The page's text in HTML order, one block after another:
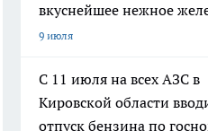
вкуснейшее нежное
9 июля
С 11 июля на всех АЗС в
Кировской области
отпуск бензина по